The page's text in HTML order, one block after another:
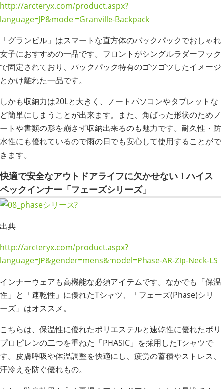
http://arcteryx.com/product.aspx?
language=JP&model=Granville-Backpack
「グランビル」はスマートな直方体のバックパックでおしゃれ
女子におすすめの一品です。フロントがシングルラダーフック
で固定されており、バックパック特有のゴツゴツしたイメージ
とかけ離れた一品です。
しかも収納力は20Lと大きく、ノートパソコンやタブレットな
ど簡単にしまうことが出来ます。また、角ばった形状のためノ
ートや書類の形を崩さず収納出来るのも魅力です。耐久性・防
水性にも優れているので雨の日でも安心して使用することがで
きます。
快適で安全なアウトドアライフに欠かせない！ハイス
ペックインナー「フェーズシリーズ」
出典
http://arcteryx.com/product.aspx?
language=JP&gender=mens&model=Phase-AR-Zip-Neck-LS
インナーウェアも高機能な必須アイテムです。なかでも「保温
性」と「速乾性」に優れたTシャツ、「フェーズ(Phase)シリ
ーズ」はオススメ。
こちらは、保温性に優れたポリエステルと速乾性に優れたポリ
プロピレンの二つを重ねた「PHASIC」を採用したTシャツで
す。皮膚呼吸や体温調整を快適にし、疲労の蓄積やストレス、
汗冷えを防ぐ優れもの。